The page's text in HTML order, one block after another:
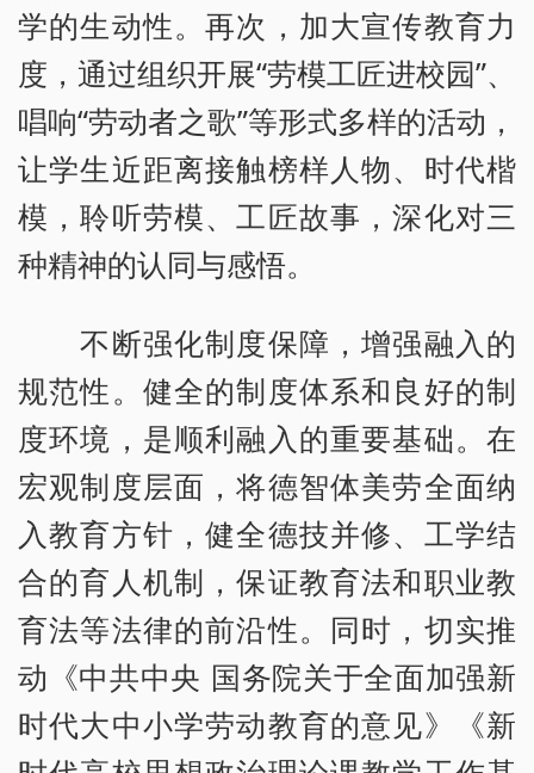
学的生动性。再次，加大宣传教育力
度，通过组织开展“劳模工匠进校园”、
唱响“劳动者之歌”等形式多样的活动，
让学生近距离接触榜样人物、时代楷
模，聆听劳模、工匠故事，深化对三
种精神的认同与感悟。
不断强化制度保障，增强融入的
规范性。健全的制度体系和良好的制
度环境，是顺利融入的重要基础。在
宏观制度层面，将德智体美劳全面纳
入教育方针，健全德技并修、工学结
合的育人机制，保证教育法和职业教
育法等法律的前沿性。同时，切实推
动《中共中央 国务院关于全面加强新
时代大中小学劳动教育的意见》《新